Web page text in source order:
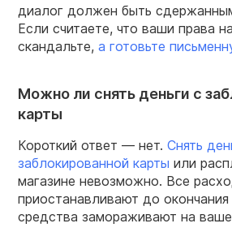
диалог должен быть
Если считаете, что ваши права
скандальте, а готовьте
Можно ли снять деньги с
карты
Короткий ответ — нет. Снять
заблокированной карты или
магазине невозможно. Все
приостанавливают до
средства замораживают на